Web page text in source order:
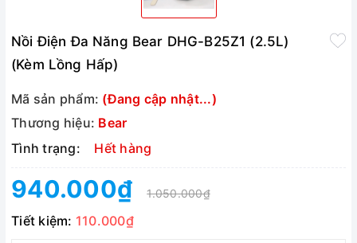
Nồi Điện Đa Năng Bear DHG-B25Z1 (2.5L)
(Kèm Lồng Hấp)
Mã sản phẩm: (Đang cập nhật...)
Thương hiệu: Bear
Tình trạng:
Hết hàng
940.000₫ 1.050.000₫
Tiết kiệm: 110.000₫